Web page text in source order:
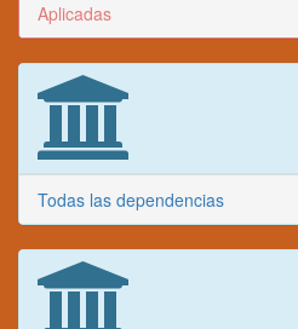
Aplicadas
Todas las dependencias